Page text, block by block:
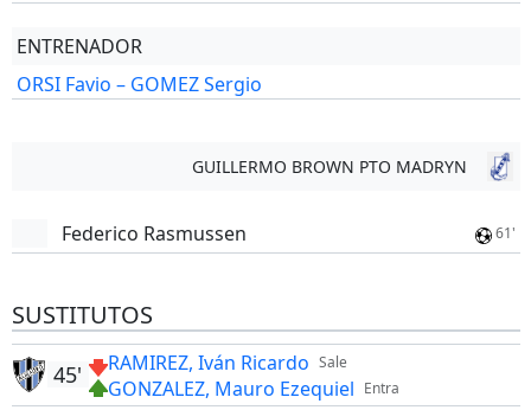
ENTRENADOR
ORSI Favio – GOMEZ Sergio
GUILLERMO BROWN PTO MADRYN
Federico Rasmussen 61'
SUSTITUTOS
Sale
RAMIREZ, Iván Ricardo
Entra
GONZALEZ, Mauro Ezequiel
45'